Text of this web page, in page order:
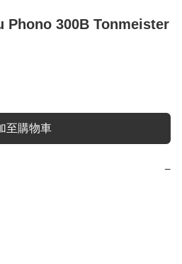
Phono 300B Tonmeister
至購物車
−